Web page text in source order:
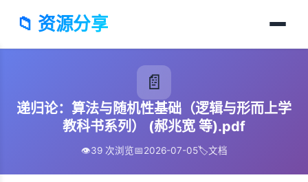
📁 资源分享
📄
递归论：算法与随机性基础（逻辑与形而上学
教科书系列） (郝兆宽 等).pdf
👁️39 次浏览📅2026-07-05🏷️文档